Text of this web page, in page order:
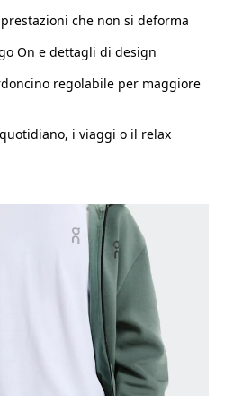
che non si deforma
On e dettagli di design
regolabile per maggiore
i viaggi o il relax